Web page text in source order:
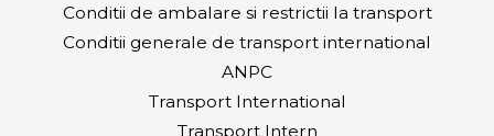
Conditii de ambalare si restrictii la transport
Conditii generale de transport international
ANPC
Transport International
Transport Intern